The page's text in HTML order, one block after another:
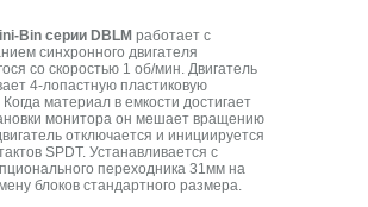
Bin серии DBLM работает с
синхронного двигателя
со скоростью 1 об/мин. Двигатель
4-лопастную пластиковую
Когда материал в емкости достигает
монитора он мешает вращению
отключается и инициируется
SPDT. Устанавливается с
переходника 31мм на
блоков стандартного размера.